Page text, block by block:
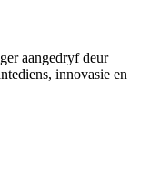
aangedryf deur
innovasie en